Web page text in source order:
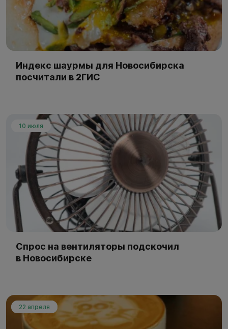
Индекс шаурмы для Новосибирска
посчитали в 2ГИС
10 июля
Спрос на вентиляторы подскочил
в Новосибирске
22 апреля